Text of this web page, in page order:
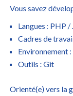
Vous savez
Langues : PHP
Cadres de
Environnement
Outils : Git
Orienté(e) vers la